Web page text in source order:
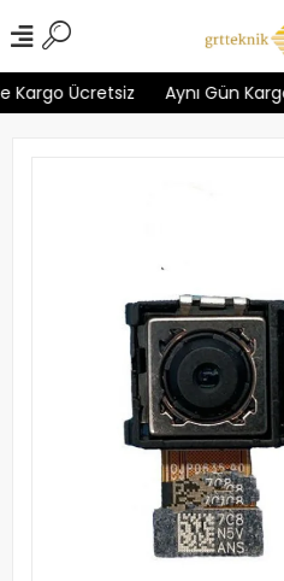
Ücretsiz Aynı Gün Kargo